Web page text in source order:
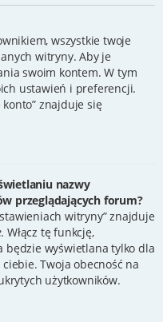
wszystkie twoje
witryny. Aby je
swoim kontem. W tym
ustawień i preferencji.
znajduje się
nazwy
przeglądających forum?
witryny” znajduje
. Włącz tę funkcję,
będzie wyświetlana tylko dla
Twoja obecność na
użytkowników.